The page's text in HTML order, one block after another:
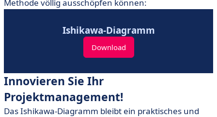
Methode völlig ausschöpfen können:
Ishikawa-Diagramm
Download
Innovieren Sie Ihr
Projektmanagement!
Das Ishikawa-Diagramm bleibt ein praktisches und